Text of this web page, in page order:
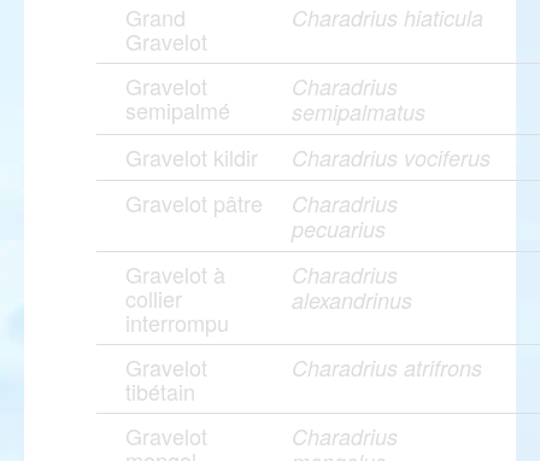
Grand
Gravelot
Charadrius hiaticula
Gravelot
semipalmé
Charadrius
semipalmatus
Gravelot kildir Charadrius vociferus
Gravelot pâtre
Charadrius
pecuarius
Gravelot à
collier
interrompu
Charadrius
alexandrinus
Gravelot
tibétain
Charadrius atrifrons
Gravelot
Charadrius